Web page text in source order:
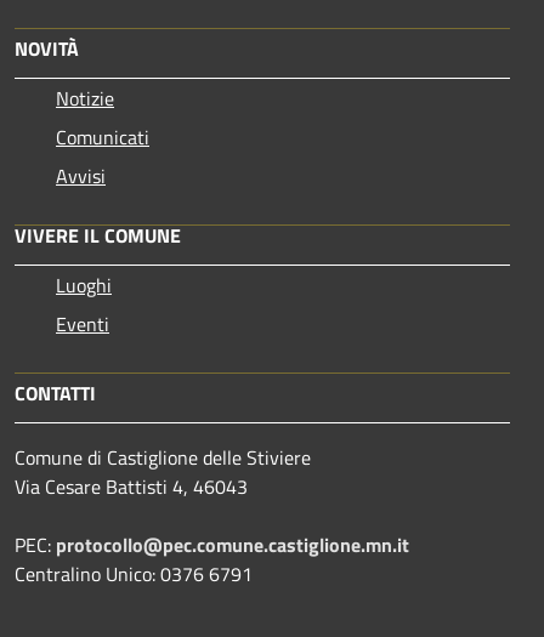
NOVITÀ
Notizie
Comunicati
Avvisi
VIVERE IL COMUNE
Luoghi
Eventi
CONTATTI
Comune di Castiglione delle Stiviere
Via Cesare Battisti 4, 46043
PEC: protocollo@pec.comune.castiglione.mn.it
Centralino Unico: 0376 6791